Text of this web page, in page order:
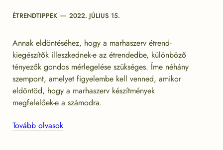
Categories
ÉTRENDTIPPEK Post
2022. JÚLIUS 15.
Annak eldöntéséhez, hogy a marhaszerv étrend-
kiegészítők illeszkednek-e az étrendedbe, különböző
tényezők gondos mérlegelése szükséges. Íme néhány
szempont, amelyet figyelembe kell venned, amikor
eldöntöd, hogy a marhaszerv készítmények
megfelelőek-e a számodra.
Tovább olvasok